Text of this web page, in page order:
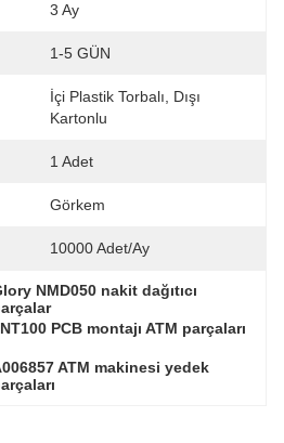
3 Ay
1-5 GÜN
İçi Plastik Torbalı, Dışı
Kartonlu
1 Adet
Görkem
10000 Adet/ay
NMD050 nakit dağıtıcı
NT100 PCB montajı ATM parçaları
ATM makinesi yedek